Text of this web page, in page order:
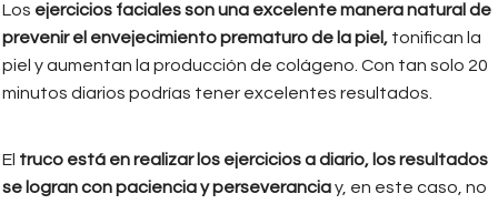
Los ejercicios faciales son una excelente manera natural de
prevenir el envejecimiento prematuro de la piel, tonifican la
piel y aumentan la producción de colágeno. Con tan solo 20
minutos diarios podrías tener excelentes resultados.
El truco está en realizar los ejercicios a diario, los resultados
se logran con paciencia y perseveranciay, en este caso, no